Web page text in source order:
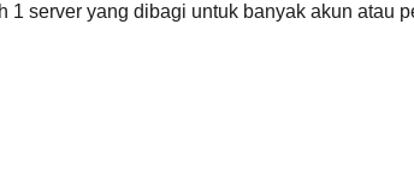
server yang dibagi untuk banyak akun atau